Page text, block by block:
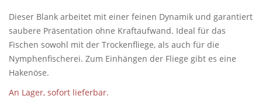
Dieser Blank arbeitet mit einer feinen Dynamik und garantiert
saubere Präsentation ohne Kraftaufwand. Ideal für das
Fischen sowohl mit der Trockenfliege, als auch für die
Nymphenfischerei. Zum Einhängen der Fliege gibt es eine
Hakenöse.
An Lager, sofort lieferbar.